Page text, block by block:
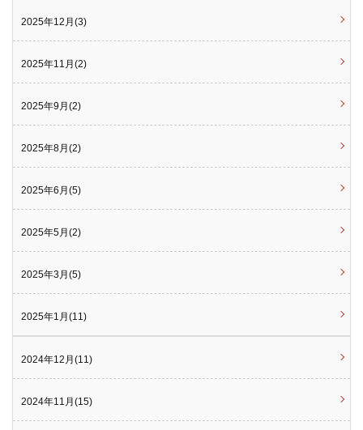
2025年12月(3)
2025年11月(2)
2025年9月(2)
2025年8月(2)
2025年6月(5)
2025年5月(2)
2025年3月(5)
2025年1月(11)
2024年12月(11)
2024年11月(15)